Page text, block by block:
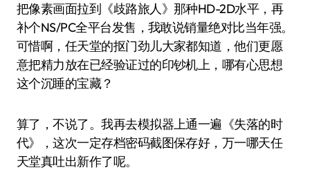
把像素画面拉到《歧路旅人》那种HD-2D水平，再
补个NS/PC全平台发售，我敢说销量绝对比当年强。
可惜啊，任天堂的抠门劲儿大家都知道，他们更愿
意把精力放在已经验证过的印钞机上，哪有心思想
这个沉睡的宝藏？
算了，不说了。我再去模拟器上通一遍《失落的时
代》，这次一定存档密码截图保存好，万一哪天任
天堂真吐出新作了呢。